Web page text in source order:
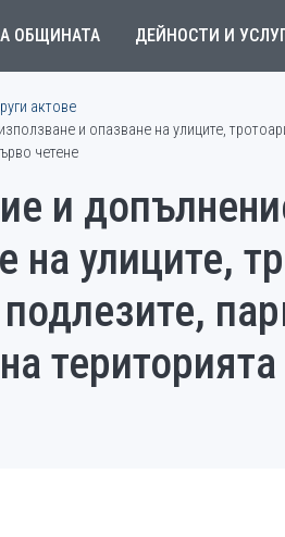
ОБЩИНАТА ДЕЙНОСТИ И
актове
и опазване на улиците,
четене
и
на улиците,